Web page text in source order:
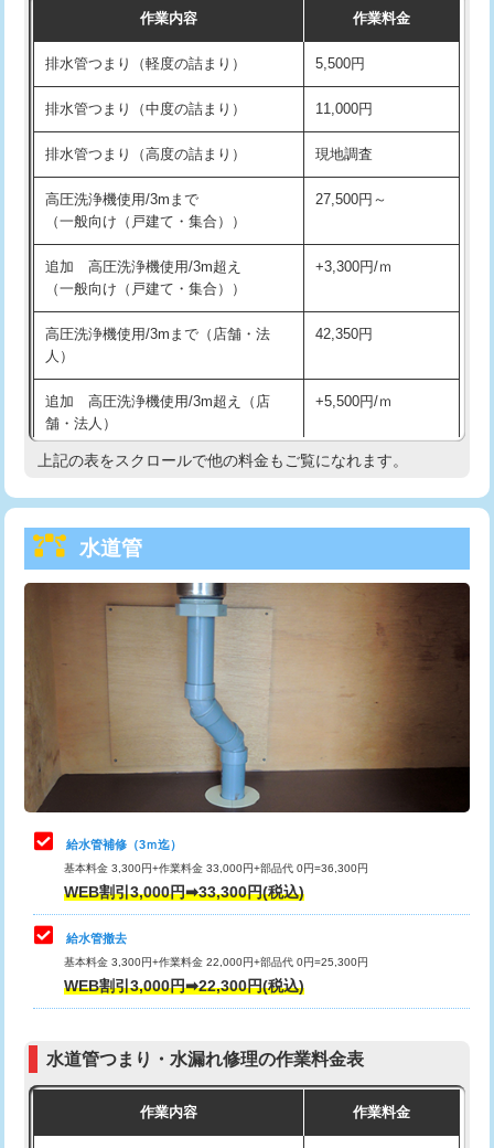
現場見積
※給水管工事は20mmまでの価格です。
持込商品取付（混合水栓） 16,500円
持込商品取付（浄水器・分岐水栓） 16,500円
給水管工事※（ホール加工) 16,500円
給水管工事※（バンド止め) 3,300円
給水管工事※（支持金具設置)
給水管工事※（保温材使用（バンド止
め込み）)
5,500円
給水管工事※（土の掘削・埋め戻し作
業)
11,000円
給水管工事※（塩ビ管（VP・HI）使
用/3ｍまで)
33,000円
給水管工事※（塩ビ管（VP・HI）使
+8,800円
給水管工事※（ライニング鋼管・銅
管・ポリ管・HT管使用/3ｍまで)
給水管工事※（ライニング鋼管・銅
管・ポリ管・HT管使用/3ｍ超え)
排水管工事（土の掘削・埋め戻し作
11,000円~
排水管工事（排水管工事/3ｍまで） 55,000円
排水管工事（追加 排水管工事/3ｍ超
マス交換（土の掘削・埋め戻し作業）
マス交換（深さ50㎝未満）
マス交換（深さ50㎝以上）
コンクリート斫り（厚さ10㎝まで）
モルタル補修（厚さ10㎝超え） 38,500円
作業内容 作業料金
排水管つまり（軽度の詰まり） 5,500円
排水管つまり（中度の詰まり） 11,000円
排水管つまり（高度の詰まり） 現地調査
高圧洗浄機使用/3mまで
（一般向け（戸建て・集合））
27,500円～
追加 高圧洗浄機使用/3m超え
（一般向け（戸建て・集合））
+3,300円/ｍ
高圧洗浄機使用/3mまで（店舗・法
人）
42,350円
追加 高圧洗浄機使用/3m超え（店
舗・法人）
+5,500円/ｍ
高度高圧洗浄換 現地調査
トーラー機使用/3mまで
追加トーラー機使用/3m超え
33,000円
8,800円
止水・漏水調査・防水処理・清掃・修
理・調整・分解・加工など（軽作業）
11,000円
止水・漏水調査・防水処理・清掃・修
理・調整・分解・加工など（中作業）
止水・漏水調査・防水処理・清掃・修
理・調整・分解・加工など（重作業）
33,000円
その他部品の脱着
交換・取付（タンク）
式）)
式・ワンホール）)
上記の表をスクロールで他の料金もご覧になれます。
水道管
給水管補修（3ｍ迄）
基本料金 3,300円+作業料金 33,000円+部品代 0円=36,300円
WEB割引3,000円➡33,300円(税込)
給水管撤去
基本料金 3,300円+作業料金 22,000円+部品代 0円=25,300円
WEB割引3,000円➡22,300円(税込)
水道管つまり・水漏れ修理の作業料金表
作業内容 作業料金